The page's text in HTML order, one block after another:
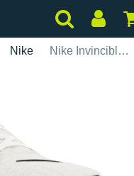
Nike Nike Invincible 3 Herren